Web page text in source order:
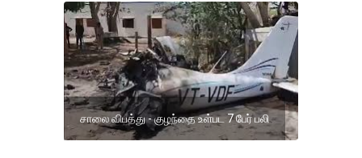
சாலை விபத்து - குழந்தை உள்பட 7 பேர் பலி